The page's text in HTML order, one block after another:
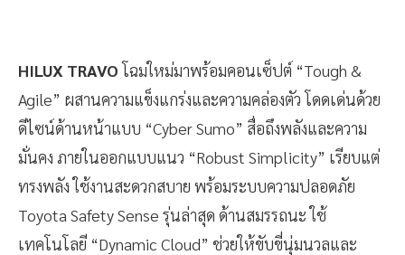
HILUX TRAVOโฉมใหม่มาพร้อมคอนเซ็ปต์ “Tough &
Agile” ผสานความแข็งแกร่งและความคล่องตัว โดดเด่นด้วย
ดีไซน์ด้านหน้าแบบ “Cyber Sumo” สื่อถึงพลังและความ
มั่นคง ภายในออกแบบแนว “Robust Simplicity” เรียบแต่
ทรงพลัง ใช้งานสะดวกสบาย พร้อมระบบความปลอดภัย
Toyota Safety Sense รุ่นล่าสุด ด้านสมรรถนะ ใช้
เทคโนโลยี “Dynamic Cloud” ช่วยให้ขับขี่นุ่มนวลและ